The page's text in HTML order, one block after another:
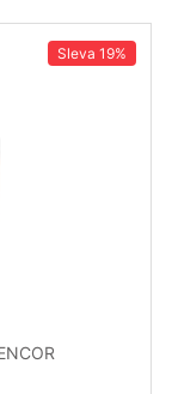
Sleva 19%